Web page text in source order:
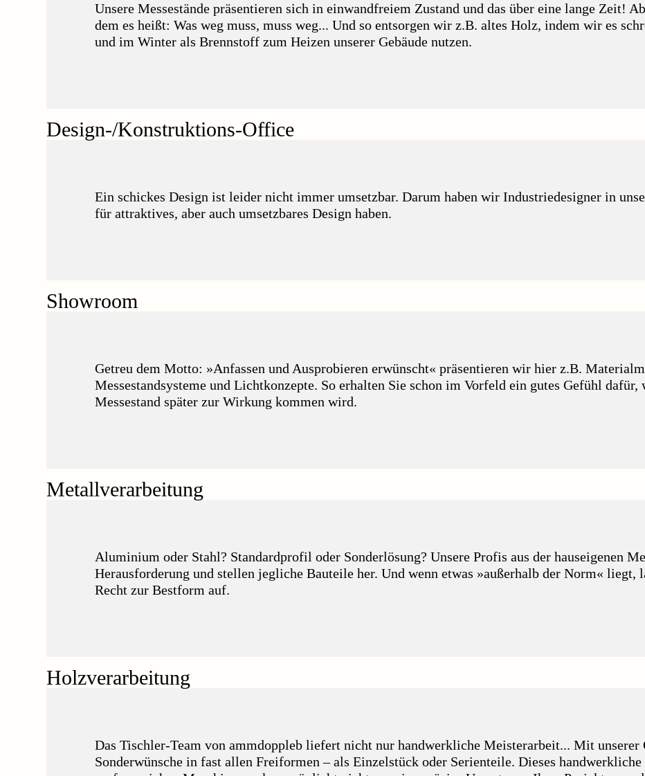
Unsere Messestände präsentieren sich in einwandfreiem Zustand und das über eine lange Zeit!
dem es heißt: Was weg muss, muss weg... Und so entsorgen wir z.B. altes Holz, indem wir es
und im Winter als Brennstoff zum Heizen unserer Gebäude nutzen.
Design-/Konstruktions-Office
Ein schickes Design ist leider nicht immer umsetzbar. Darum haben wir Industriedesigner in
für attraktives, aber auch umsetzbares Design haben.
Showroom
Getreu dem Motto: »Anfassen und Ausprobieren erwünscht« präsentieren wir hier z.B.
Messestandsysteme und Lichtkonzepte. So erhalten Sie schon im Vorfeld ein gutes Gefühl
Messestand später zur Wirkung kommen wird.
Metallverarbeitung
Aluminium oder Stahl? Standardprofil oder Sonderlösung? Unsere Profis aus der hauseigenen
Herausforderung und stellen jegliche Bauteile her. Und wenn etwas »außerhalb der Norm« liegt,
Recht zur Bestform auf.
Holzverarbeitung
Das Tischler-Team von ammdoppleb liefert nicht nur handwerkliche Meisterarbeit... Mit
Sonderwünsche in fast allen Freiformen – als Einzelstück oder Serienteile. Dieses